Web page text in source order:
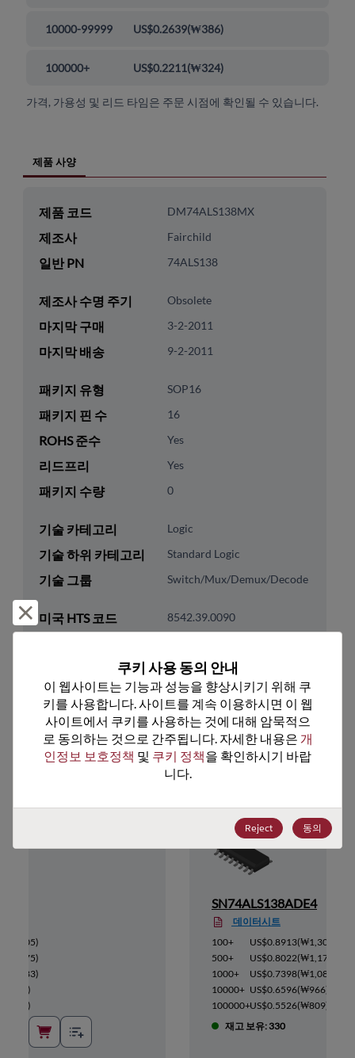
10000-99999 US$0.2639(₩386)
100000+ US$0.2211(₩324)
가격, 가용성 및 리드 타임은 주문 시점에 확인될 수 있습니다.
제품 사양
제품 코드 DM74ALS138MX
제조사 Fairchild
일반 PN 74ALS138
제조사 수명 주기 Obsolete
마지막 구매 3-2-2011
마지막 배송 9-2-2011
패키지 유형 SOP16
패키지 핀 수 16
ROHS 준수 Yes
리드프리 Yes
패키지 수량 0
기술 카테고리 Logic
기술 하위 카테고리 Standard Logic
기술 그룹 Switch/Mux/Demux/Decode
미국 HTS 코드 8542.39.0090
추천 대체 제품
₩1,305)
₩1,175)
₩1,083)
)
)
SN74ALS138ADE4
데이터시트
100+
US$0.8913(₩1,305
500+
US$0.8022(₩1,175
1000+
US$0.7398(₩1,083
10000+ US$0.6596(₩966)
100000+US$0.5526(₩809)
재고 보유: 330
거부 및 닫기
쿠키 사용 동의 안내
이 웹사이트는 기능과 성능을 향상시키기 위해 쿠
키를 사용합니다. 사이트를 계속 이용하시면 이 웹
사이트에서 쿠키를 사용하는 것에 대해 암묵적으
로 동의하는 것으로 간주됩니다. 자세한 내용은 개
인정보 보호정책 및 쿠키 정책을 확인하시기 바랍
니다.
Reject 동의